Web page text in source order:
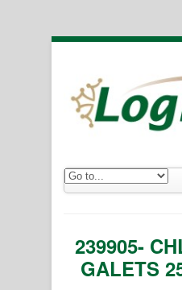
239905-
GALETS